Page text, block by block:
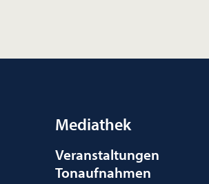
Mediathek
Veranstaltungen
Tonaufnahmen